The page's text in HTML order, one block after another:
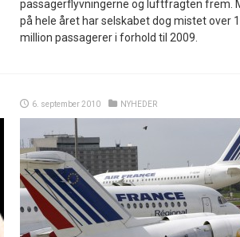
passagerflyvningerne og luftfragten frem.
på hele året har selskabet dog mistet over 1
million passagerer i forhold til 2009.
6. september 2010 NYHEDER